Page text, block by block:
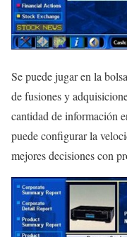
Se puede jugar en la
de fusiones y
cantidad de información
puede configurar la
mejores decisiones con